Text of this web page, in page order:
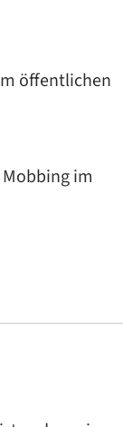
öffentlichen
im